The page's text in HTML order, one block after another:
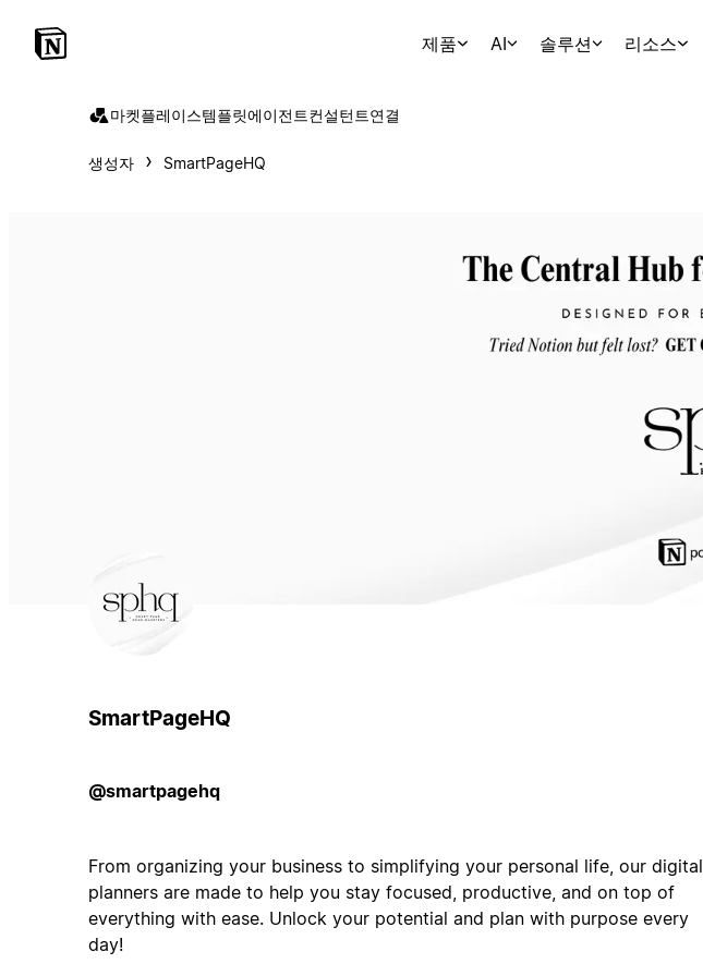
제품 AI 솔루션 리소스
마켓플레이스템플릿에이전트컨설턴트연결
생성자 SmartPageHQ
SmartPageHQ
@smartpagehq
From organizing your business to simplifying your personal life, our digital
planners are made to help you stay focused, productive, and on top of
everything with ease. Unlock your potential and plan with purpose every
day!